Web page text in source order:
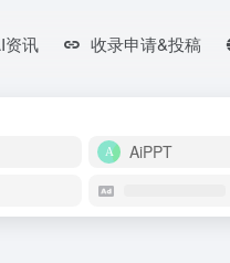
资讯 收录申请&投稿
AiPPT